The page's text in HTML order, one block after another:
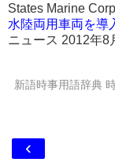
States Marine
水陸両用車両を
ニュース 2012年8
新語時事用語辞典
‹